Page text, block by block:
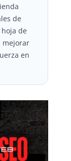
de
de
mejorar
en